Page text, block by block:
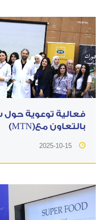
فعالية توعوية حول
بالتعاون مع(MTN)
2025-10-15